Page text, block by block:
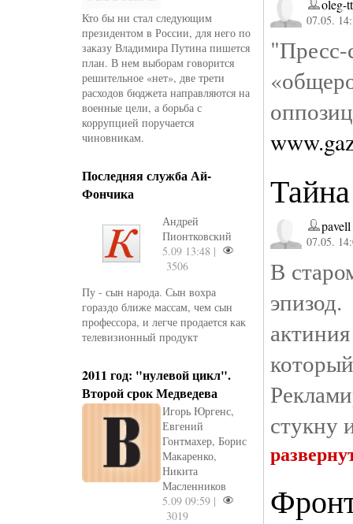
Кто бы ни стал следующим
президентом в России, для него по
заказу Владимира Путина пишется
план. В нем выборам говорится
решительное «нет», две трети
расходов бюджета направляются на
военные цели, а борьба с
коррупцией поручается
чиновникам.
Последняя служба Ай-
Фончика
Андрей
Пионтковский
5.09 13:48 |
3506
Пу - сын народа. Сын вохра
гораздо ближе массам, чем сын
профессора, и легче продается как
телевизионный продукт
2011 год: "нулевой цикл".
Второй срок Медведева
Игорь Юргенс,
Евгений
Гонтмахер, Борис
Макаренко,
Никита
Масленников
5.09 09:59 |
3019
oleg-
07.05.
pavell
07.05.
В
стукну